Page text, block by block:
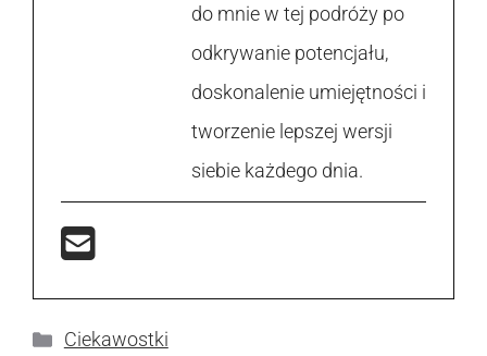
do mnie w tej podróży po
odkrywanie potencjału,
doskonalenie umiejętności i
tworzenie lepszej wersji
siebie każdego dnia.
Kategorie
Ciekawostki